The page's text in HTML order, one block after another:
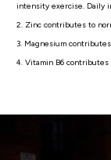
intensity exercise. Daily
2. Zinc contributes to
3. Magnesium
4. Vitamin B6